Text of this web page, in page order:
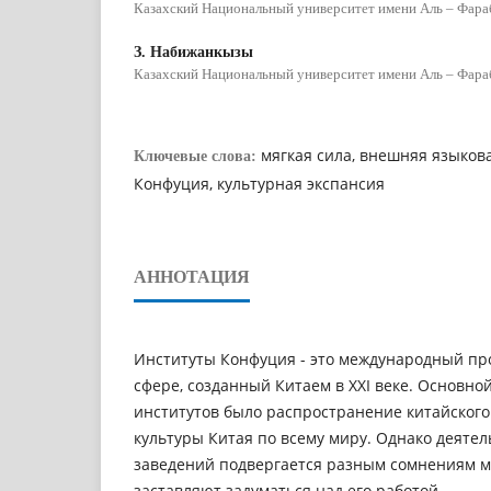
Казахский Национальный университет имени Аль –
З. Набижанкызы
Казахский Национальный университет имени Аль –
Ключевые слова: мягкая сила, внешняя
Конфуция, культурная экспансия
АННОТАЦИЯ
Институты Конфуция - это международный
сфере, созданный Китаем в XXI веке.
институтов было распространение
культуры Китая по всему миру. Однако
заведений подвергается разным сомнениям